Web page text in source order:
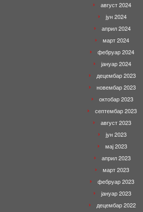
август 2024
јун 2024
април 2024
март 2024
фебруар 2024
јануар 2024
децембар 2023
новембар 2023
октобар 2023
септембар 2023
август 2023
јун 2023
мај 2023
април 2023
март 2023
фебруар 2023
јануар 2023
децембар 2022